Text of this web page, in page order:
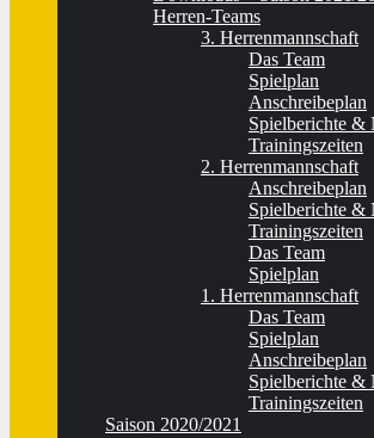
Herren-Teams
3. Herrenmannschaft
Das Team
Spielplan
Anschreibeplan
Spielberichte &
Trainingszeiten
2. Herrenmannschaft
Anschreibeplan
Spielberichte &
Trainingszeiten
Das Team
Spielplan
1. Herrenmannschaft
Das Team
Spielplan
Anschreibeplan
Spielberichte &
Trainingszeiten
Saison 2020/2021